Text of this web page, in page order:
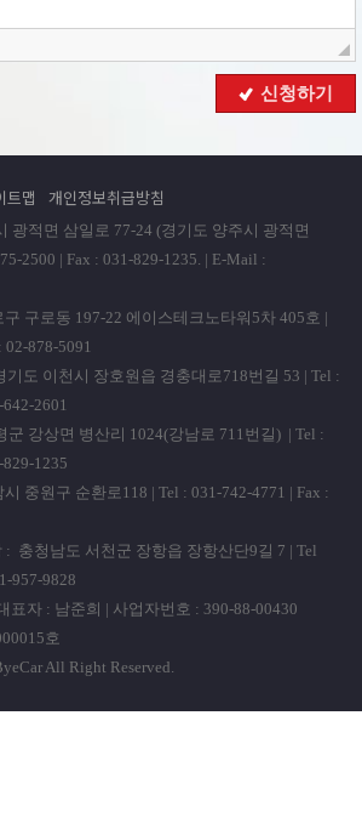
및 이용목적이 달성된 후에는 예외 없이
인정보 수집 및 이용목적이 달성된
을 위해 입력하신 정보는 회원탈퇴시
완전 삭제됩니다.
저장된 개인정보는 기록을 재생할 수
용하여 삭제합니다.
정보를 원칙적으로 외부에 제공하지
경우에는 예외로 합니다.
동의한 경우
거나, 수사 목적으로 법령에 정해진
사기관의 요구가 있는 경우
위탁
없이 고객님의 정보를 외부 업체에
신청하기
트맵 개인정보취급방침
광적면 삼일로 77-24 (경기도 양주시 광적면
2500 | Fax : 031-829-1235. | E-Mail :
구로동 197-22 에이스테크노타워5차 405호 |
02-878-5091
기도 이천시 장호원읍 경충대로718번길 53 | Tel :
2601
강상면 병산리 1024(강남로 711번길) | Tel :
1235
중원구 순환로118 | Tel : 031-742-4771 | Fax :
충청남도 서천군 장항읍 장항산단9길 7 | Tel
957-9828
표자 : 남준희 | 사업자번호 : 390-88-00430
호
All Right Reserved.